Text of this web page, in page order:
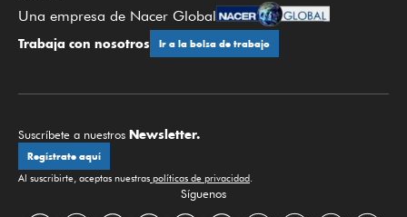
Una empresa de Nacer Global
Trabaja con nosotros Ir a la bolsa de trabajo
Suscríbete a nuestros Newsletter.
Regístrate aquí
Al suscribirte, aceptas nuestras políticas de privacidad.
Síguenos